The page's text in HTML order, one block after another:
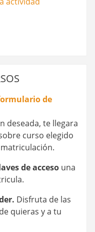
de
deseada, te llegara
curso elegido
de acceso una
Disfruta de las
quieras y a tu